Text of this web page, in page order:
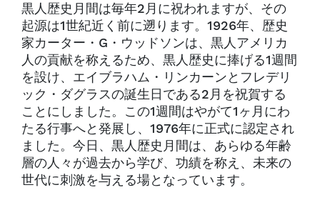
黒人歴史月間は毎年2月に祝われますが、その
起源は1世紀近く前に遡ります。1926年、歴史
家カーター・G・ウッドソンは、黒人アメリカ
人の貢献を称えるため、黒人歴史に捧げる1週間
を設け、エイブラハム・リンカーンとフレデリ
ック・ダグラスの誕生日である2月を祝賀する
ことにしました。この1週間はやがて1ヶ月にわ
たる行事へと発展し、1976年に正式に認定され
ました。今日、黒人歴史月間は、あらゆる年齢
層の人々が過去から学び、功績を称え、未来の
世代に刺激を与える場となっています。